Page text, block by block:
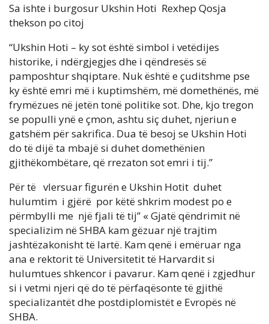
Sa ishte i burgosur Ukshin Hoti Rexhep Qosja
thekson po citoj
“Ukshin Hoti – ky sot është simbol i vetëdijes
historike, i ndërgjegjes dhe i qëndresës së
pamposhtur shqiptare. Nuk është e çuditshme pse
ky është emri më i kuptimshëm, më domethënës, më
frymëzues në jetën tonë politike sot. Dhe, kjo tregon
se populli ynë e çmon, ashtu siç duhet, njeriun e
gatshëm për sakrifica. Dua të besoj se Ukshin Hoti
do të dijë ta mbajë si duhet domethënien
gjithëkombëtare, që rrezaton sot emri i tij.”
Për të vlersuar figurën e Ukshin Hotit duhet
hulumtim i gjërë por këtë shkrim modest po e
përmbylli me një fjali të tij” « Gjatë qëndrimit në
specializim në SHBA kam gëzuar një trajtim
jashtëzakonisht të lartë. Kam qenë i emëruar nga
ana e rektorit të Universitetit të Harvardit si
hulumtues shkencor i pavarur. Kam qenë i zgjedhur
si i vetmi njeri që do të përfaqësonte të gjithë
specializantët dhe postdiplomistët e Evropës në
SHBA.